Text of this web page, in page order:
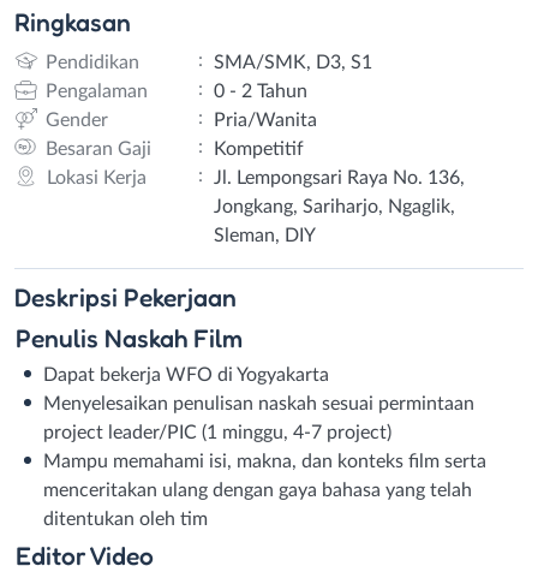
Ringkasan
Pendidikan :
SMA/SMK, D3, S1
Pengalaman
:
0 - 2 Tahun
Gender
:
Pria/Wanita
Besaran Gaji
:
Kompetitif
Lokasi Kerja
:
Jl. Lempongsari Raya No. 136,
Jongkang, Sariharjo, Ngaglik,
Sleman, DIY
Deskripsi Pekerjaan
Penulis Naskah Film
Dapat bekerja WFO di Yogyakarta
Menyelesaikan penulisan naskah sesuai permintaan
project leader/PIC (1 minggu, 4-7 project)
Mampu memahami isi, makna, dan konteks film serta
menceritakan ulang dengan gaya bahasa yang telah
ditentukan oleh tim
Editor Video